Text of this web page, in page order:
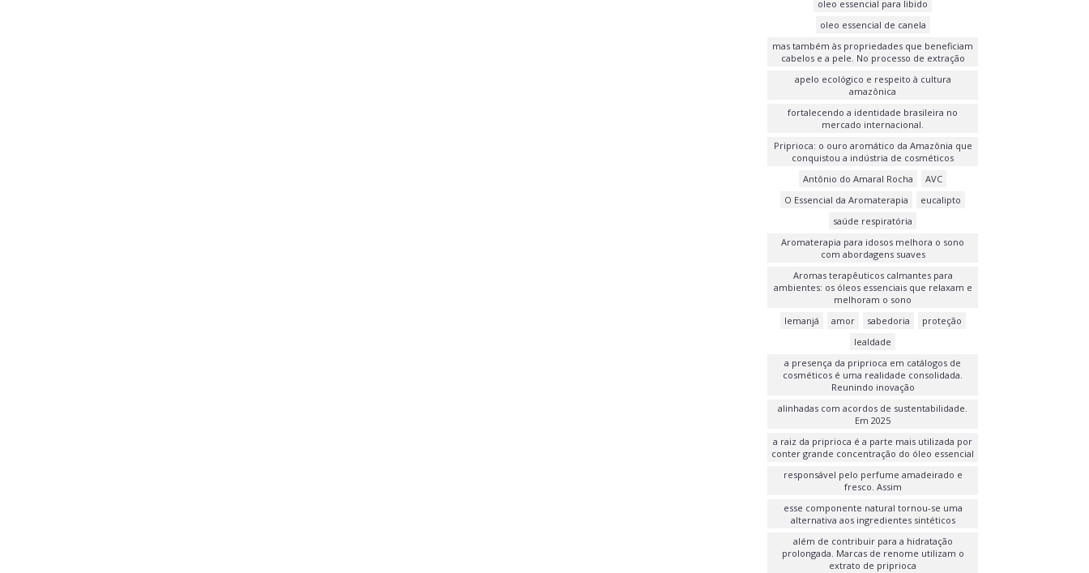
oleo essencial para libido
oleo essencial de canela
mas também às propriedades que beneficiam
cabelos e a pele. No processo de extração
apelo ecológico e respeito à cultura
amazônica
fortalecendo a identidade brasileira no
mercado internacional.
Priprioca: o ouro aromático da Amazônia que
conquistou a indústria de cosméticos
Antônio do Amaral Rocha
AVC
O Essencial da Aromaterapia
eucalipto
saúde respiratória
Aromaterapia para idosos melhora o sono
com abordagens suaves
Aromas terapêuticos calmantes para
ambientes: os óleos essenciais que relaxam e
melhoram o sono
Iemanjá
amor sabedoria
proteção
lealdade
a presença da priprioca em catálogos de
cosméticos é uma realidade consolidada.
Reunindo inovação
alinhadas com acordos de sustentabilidade.
Em 2025
a raiz da priprioca é a parte mais utilizada por
conter grande concentração do óleo essencial
responsável pelo perfume amadeirado e
fresco. Assim
esse componente natural tornou-se uma
alternativa aos ingredientes sintéticos
além de contribuir para a hidratação
prolongada. Marcas de renome utilizam o
extrato de priprioca